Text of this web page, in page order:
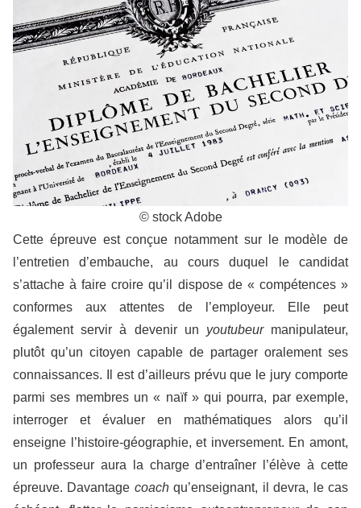
© stock Adobe
Cette épreuve est conçue notamment sur le modèle de
l’entretien d’embauche, au cours duquel le candidat
s’attache à faire croire qu’il dispose de « compétences »
conformes aux attentes de l’employeur. Elle peut
également servir à devenir un youtubeurmanipulateur,
plutôt qu’un citoyen capable de partager oralement ses
connaissances. Il est d’ailleurs prévu que le jury comporte
parmi ses membres un « naïf » qui pourra, par exemple,
interroger et évaluer en mathématiques alors qu’il
enseigne l’histoire-géographie, et inversement. En amont,
un professeur aura la charge d’entraîner l’élève à cette
épreuve. Davantage coachqu’enseignant, il devra, le cas